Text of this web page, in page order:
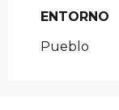
ENTORNO
ENTORNO
Pueblo